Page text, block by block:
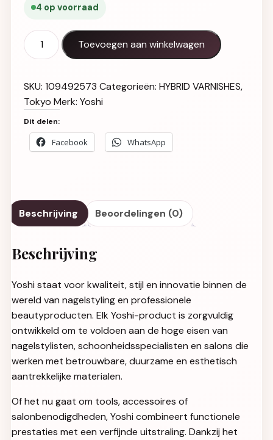
4 op voorraad
Gel Polish UV LED Raimu - 918 aantal
Toevoegen aan winkelwagen
SKU: 109492573 Categorieën: HYBRID VARNISHES,
Tokyo Merk: Yoshi
Dit delen:
Facebook WhatsApp
Beschrijving Beoordelingen (0)
Beschrijving
Yoshi staat voor kwaliteit, stijl en innovatie binnen de
wereld van nagelstyling en professionele
beautyproducten. Elk Yoshi-product is zorgvuldig
ontwikkeld om te voldoen aan de hoge eisen van
nagelstylisten, schoonheidsspecialisten en salons die
werken met betrouwbare, duurzame en esthetisch
aantrekkelijke materialen.
Of het nu gaat om tools, accessoires of
salonbenodigdheden, Yoshi combineert functionele
prestaties met een verfijnde uitstraling. Dankzij het